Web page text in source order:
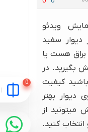
ویدئو
دیوار سفید
براق هست یا
بگیرید. در
کیفیت
بهتر
میتونید از
کنید.